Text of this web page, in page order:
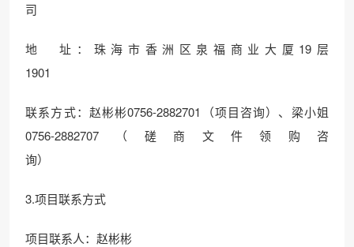
司
地 址：珠海市香洲区泉福商业大厦19层
1901
联系方式：赵彬彬0756-2882701（项目咨询）、梁小姐
0756-2882707（磋商文件领购咨
询）
3.项目联系方式
项目联系人：赵彬彬